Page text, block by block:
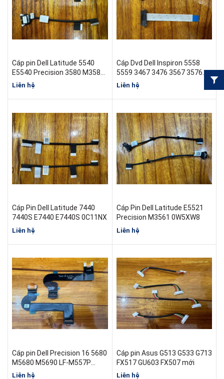
Cáp pin Dell Latitude 5540
E5540 Precision 3580 M3580
070G66
Liên hệ
Cáp Dvd Dell Inspiron 5558
5559 3467 3476 3567 3576
Vostro 3468 3478 3568 3578
Liên hệ
Cáp Pin Dell Latitude 7440
7440S E7440 E7440S 0C11NX
Liên hệ
Cáp Pin Dell Latitude E5521
Precision M3561 0W5XW8
Liên hệ
Cáp pin Dell Precision 16 5680
M5680 M5690 LF-M557P
IDB60 07TDRK DA30001VN10
Liên hệ
Cáp pin Asus G513 G533 G713
FX517 GU603 FX507 mới
Liên hệ